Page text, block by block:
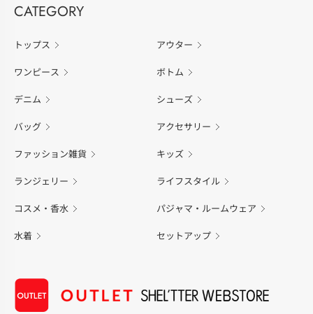
CATEGORY
トップス アウター
ワンピース ボトム
デニム シューズ
バッグ アクセサリー
ファッション雑貨 キッズ
ランジェリー ライフスタイル
コスメ・香水 パジャマ・ルームウェア
水着 セットアップ